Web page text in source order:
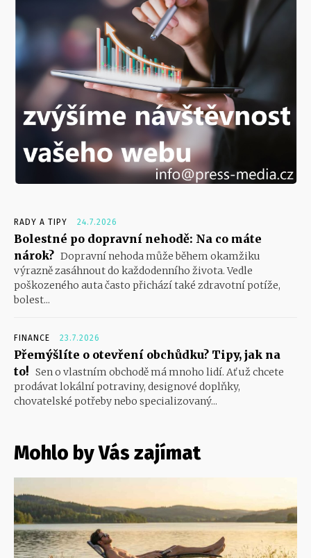
RADY A TIPY 24.7.2026
Bolestné po dopravní nehodě: Na co máte
nárok? Dopravní nehoda může během okamžiku
výrazně zasáhnout do každodenního života. Vedle
poškozeného auta často přichází také zdravotní potíže,
bolest...
FINANCE 23.7.2026
Přemýšlíte o otevření obchůdku? Tipy, jak na
to! Sen o vlastním obchodě má mnoho lidí. Ať už chcete
prodávat lokální potraviny, designové doplňky,
chovatelské potřeby nebo specializovaný...
Mohlo by Vás zajímat